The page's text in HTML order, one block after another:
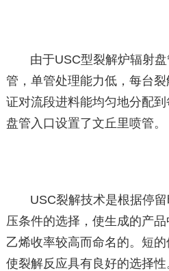
由于USC型裂解炉辐射
管，单管处理能力低，每台
证对流段进料能均匀地分配
盘管入口设置了文丘里喷管。
USC裂解技术是根据停
压条件的选择，使生成的产品
乙烯收率较高而命名的。短
使裂解反应具有良好的选择性